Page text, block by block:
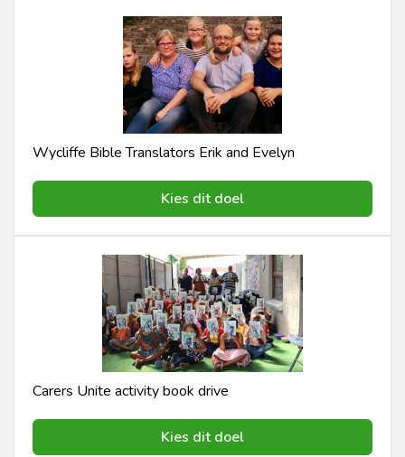
Wycliffe Bible Translators Erik and Evelyn
Kies dit doel
Carers Unite activity book drive
Kies dit doel